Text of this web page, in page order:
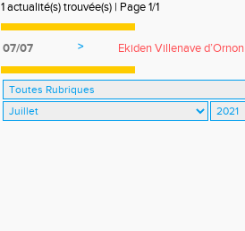
1 actualité(s) trouvée(s) | Page 1/1
07/07 > Ekiden Villenave d’Ornon